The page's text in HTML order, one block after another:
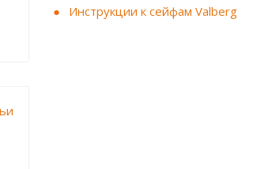
Инструкции к сейфам Valberg